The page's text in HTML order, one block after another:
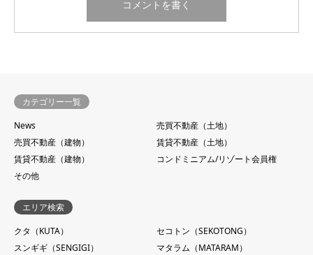
カテゴリー一覧
News
売買不動産（土地）
売買不動産（建物）
賃貸不動産（土地）
賃貸不動産（建物）
コンドミニアム/リゾート会員権
その他
エリア検索
クタ（KUTA）
セコトン（SEKOTONG）
スンギギ（SENGIGI）
マタラム（MATARAM）